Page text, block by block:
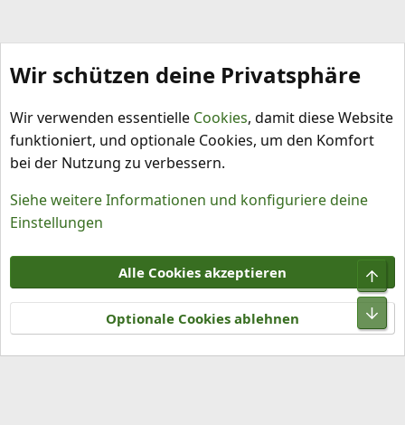
Schädlinge, Nützlinge, Schadbilder
Nutzungsbedingungen
Datenschutz
Hilfe und Impressum
R
S
S
Community platform by XenForo® © 2010-2026 XenForo Ltd.
Wir schützen deine Privatsphäre
Wir verwenden essentielle Cookies, damit diese Website
funktioniert, und optionale Cookies, um den Komfort
bei der Nutzung zu verbessern.
Siehe weitere Informationen und konfiguriere deine
Einstellungen
Alle Cookies akzeptieren
Optionale Cookies ablehnen